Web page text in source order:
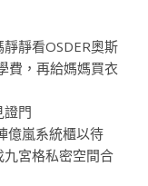
靜看OSDER奧斯
費，再給媽媽買衣
證門
億嵐系統櫃以待
宮格私密空間合